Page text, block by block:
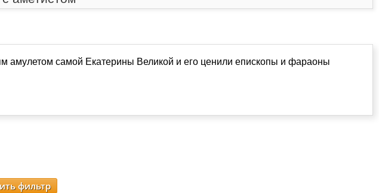
амулетом самой Екатерины Великой и его ценили епископы и фараоны
фильтр